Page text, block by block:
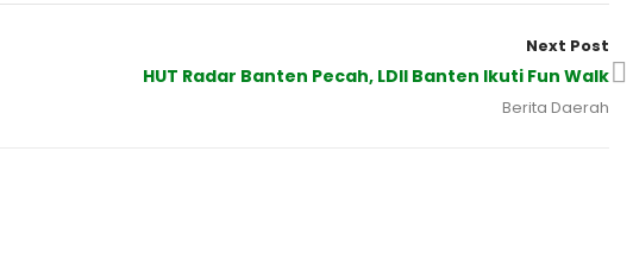
Next Post
HUT Radar Banten Pecah, LDII Banten Ikuti Fun Walk
Berita Daerah